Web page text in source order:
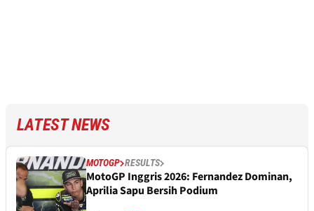
LATEST NEWS
MOTOGP RESULTS
MotoGP Inggris 2026: Fernandez Dominan,
Aprilia Sapu Bersih Podium